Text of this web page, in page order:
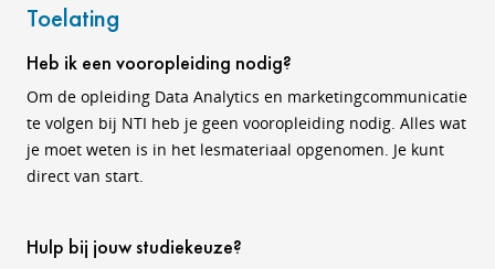
Toelating
Heb ik een vooropleiding nodig?
Om de opleiding Data Analytics en marketingcommunicatie
te volgen bij NTI heb je geen vooropleiding nodig. Alles wat
je moet weten is in het lesmateriaal opgenomen. Je kunt
direct van start.
Hulp bij jouw studiekeuze?